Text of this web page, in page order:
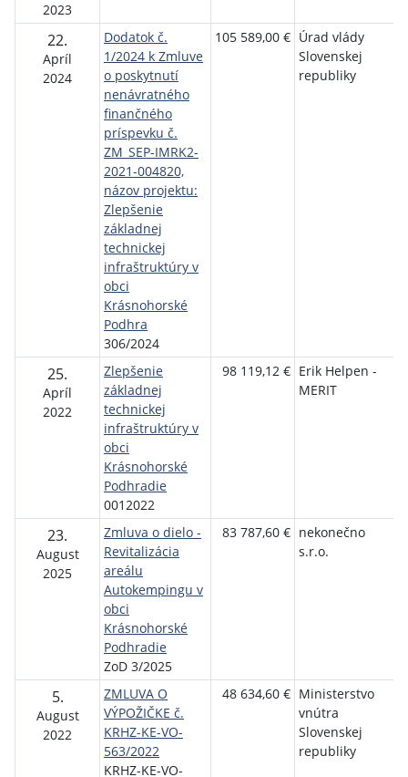
2023
22.
Apríl
2024
Dodatok č.
1/2024 k Zmluve
o poskytnutí
nenávratného
finančného
príspevku č.
ZM_SEP-IMRK2-
2021-004820,
názov projektu:
Zlepšenie
základnej
technickej
infraštruktúry v
obci
Krásnohorské
Podhra
306/2024
105 589,00 € Úrad vlády
Slovenskej
republiky
25.
Apríl
2022
Zlepšenie
základnej
technickej
infraštruktúry v
obci
Krásnohorské
Podhradie
0012022
98 119,12 € Erik Helpen -
MERIT
23.
August
2025
Zmluva o dielo -
Revitalizácia
areálu
Autokempingu v
obci
Krásnohorské
Podhradie
ZoD 3/2025
83 787,60 € nekonečno
s.r.o.
5.
August
2022
ZMLUVA O
VÝPOŽIČKE č.
KRHZ-KE-VO-
563/2022
KRHZ-KE-VO-
48 634,60 € Ministerstvo
vnútra
Slovenskej
republiky